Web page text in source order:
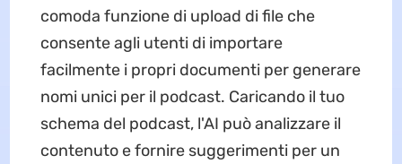
comoda funzione di upload di file che
consente agli utenti di importare
facilmente i propri documenti per generare
nomi unici per il podcast. Caricando il tuo
schema del podcast, l'AI può analizzare il
contenuto e fornire suggerimenti per un